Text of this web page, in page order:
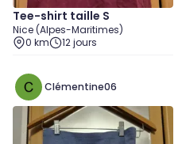
Tee-shirt taille S
Nice (Alpes-Maritimes)
0 km
12 jours
Clémentine06